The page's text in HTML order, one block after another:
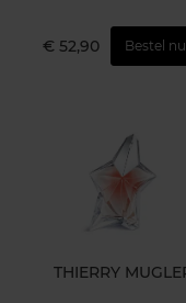
€ 52,90 Bestel
THIERRY